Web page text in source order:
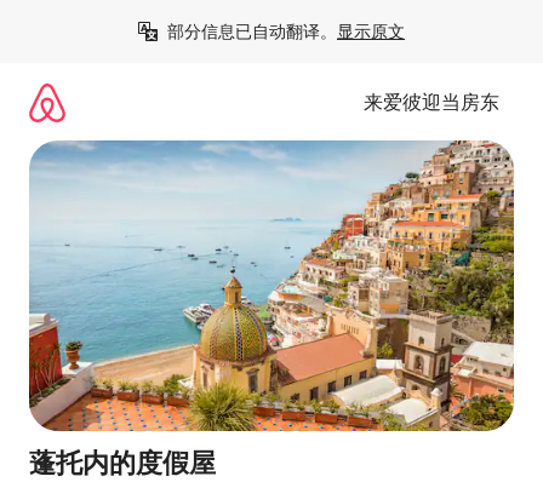
部分信息已自动翻译。 显示原文
来爱彼迎当房东
蓬托内的度假屋